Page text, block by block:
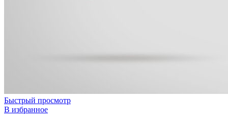
Быстрый просмотр
В избранное